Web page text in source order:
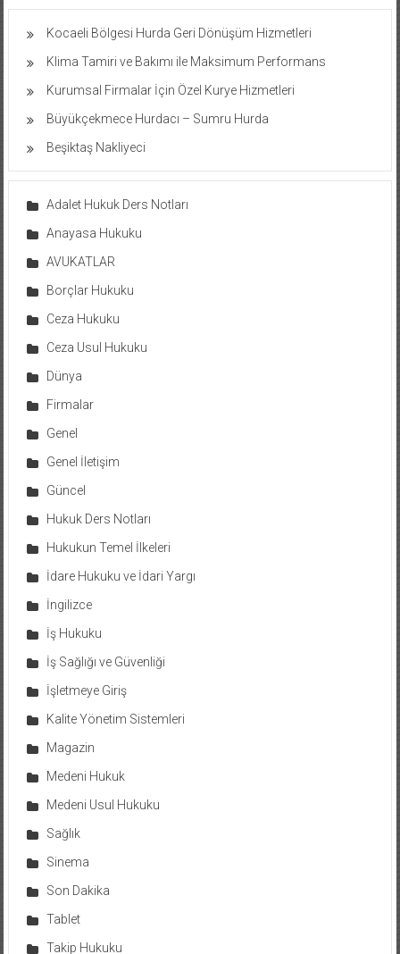
Kocaeli Bölgesi Hurda Geri Dönüşüm Hizmetleri
Klima Tamiri ve Bakımı ile Maksimum Performans
Kurumsal Firmalar İçin Özel Kurye Hizmetleri
Büyükçekmece Hurdacı – Sumru Hurda
Beşiktaş Nakliyeci
Adalet Hukuk Ders Notları
Anayasa Hukuku
AVUKATLAR
Borçlar Hukuku
Ceza Hukuku
Ceza Usul Hukuku
Dünya
Firmalar
Genel
Genel İletişim
Güncel
Hukuk Ders Notları
Hukukun Temel İlkeleri
İdare Hukuku ve İdari Yargı
İngilizce
İş Hukuku
İş Sağlığı ve Güvenliği
İşletmeye Giriş
Kalite Yönetim Sistemleri
Magazin
Medeni Hukuk
Medeni Usul Hukuku
Sağlık
Sinema
Son Dakika
Tablet
Takip Hukuku